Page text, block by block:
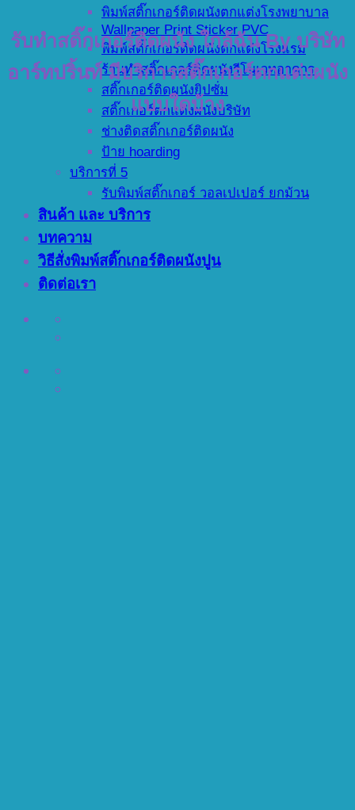
พิมพ์สติ๊กเกอร์ติดผนังตกแต่งโรงพยาบาล
Wallpaper Print Sticker PVC
พิมพ์สติ๊กเกอร์ติดผนังตกแต่งโรงแรม
ร้านทำสติ๊กเกอร์ติดผนังรีโนเวทอาคาร
สติ๊กเกอร์ติดผนังยิปซั่ม
สติ๊กเกอร์ตกแต่งผนังบริษัท
ช่างติดสติ๊กเกอร์ติดผนัง
ป้าย hoarding
บริการที่ 5
รับพิมพ์สติ๊กเกอร์ วอลเปเปอร์ ยกม้วน
สินค้า และ บริการ
บทความ
วิธีสั่งพิมพ์สติ๊กเกอร์ติดผนังปูน
ติดต่อเรา
รับทำสติ๊กเกอร์ติดผนัง ใกล้ฉัน By บริษัท
อาร์ทปริ้นท์ มีบริการสติ๊กเกอร์ตกแต่งผนัง
แบบใดบ้าง